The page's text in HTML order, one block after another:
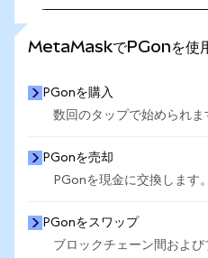
MetaMaskでPGonを使
PGonを購入
数回のタップで始められま
PGonを売却
PGonを現金に交換します。
PGonをスワップ
ブロックチェーン間およ